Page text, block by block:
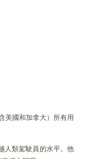
美國和加拿大）所有用
人類駕駛員的水平。他